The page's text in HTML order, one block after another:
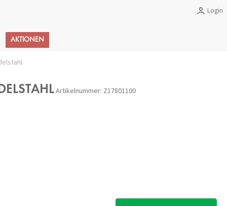
Login
Warenkorb
AKTIONEN
Artikelnummer: Z17801100